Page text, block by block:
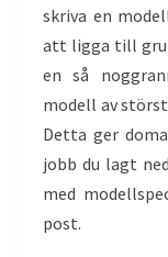
skriva en
att ligga till
en så
modell av
Detta ger
jobb du lagt
med
post.